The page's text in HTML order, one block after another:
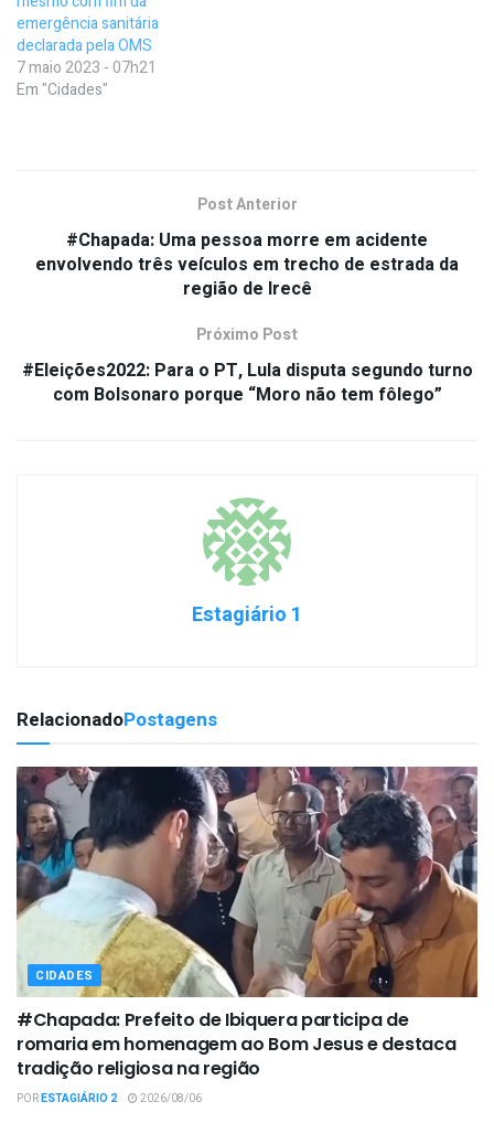
emergência sanitária
declarada pela OMS
7 maio 2023 - 07h21
Em "Cidades"
Post Anterior
#Chapada: Uma pessoa morre em acidente
envolvendo três veículos em trecho de estrada da
região de Irecê
Próximo Post
#Eleições2022: Para o PT, Lula disputa segundo turno
com Bolsonaro porque “Moro não tem fôlego”
Estagiário 1
RelacionadoPostagens
CIDADES
#Chapada: Prefeito de Ibiquera participa de
romaria em homenagem ao Bom Jesus e destaca
tradição religiosa na região
PORESTAGIÁRIO 2 2026/08/06